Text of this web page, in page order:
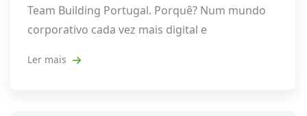
Team Building Portugal. Porquê? Num mundo
corporativo cada vez mais digital e
Ler mais